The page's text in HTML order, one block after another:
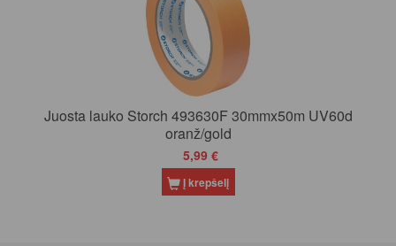
Juosta lauko Storch 493630F 30mmx50m UV60d
oranž/gold
5,99 €
Į krepšelį